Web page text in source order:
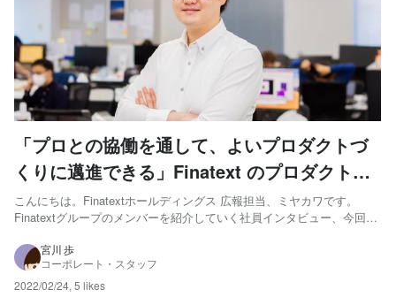
「プロとの協働を通して、よいプロダクトづ
くりに邁進できる」Finatext のプロダクトマ
ネージャーがつかんだ、大企業では得られな
い“圧倒的な自己成長チャンス”
こんにちは。Finatextホールディングス 広報担当、ミヤカワです。
Finatextグループのメンバーを紹介していく社員インタビュー、今回は
澤 星彦 –PdM/ディレクター 慶應義塾大学理工学部、同大学院を卒業
した後、新卒で株式会社...
宮川 歩
コーポレート・スタッフ
2022/02/24, 5 likes